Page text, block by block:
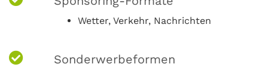
Wetter, Verkehr, Nachrichten
Sonderwerbeformen